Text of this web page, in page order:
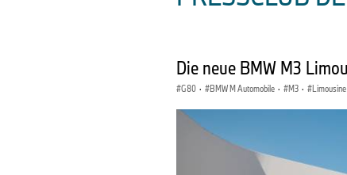
Die neue BMW M3
G80 · BMW M Automobile · M3 · Limousine